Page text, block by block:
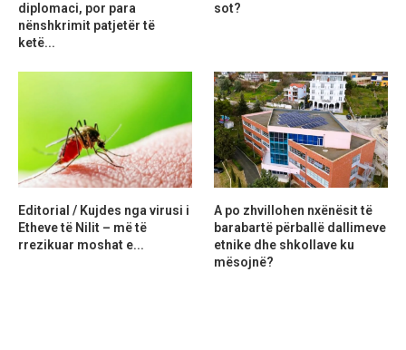
diplomaci, por para
nënshkrimit patjetër të
ketë...
sot?
Editorial / Kujdes nga virusi i
Etheve të Nilit – më të
rrezikuar moshat e...
A po zhvillohen nxënësit të
barabartë përballë dallimeve
etnike dhe shkollave ku
mësojnë?